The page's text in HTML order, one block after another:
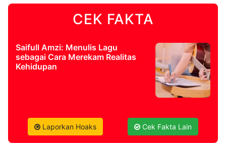
CEK FAKTA
Saifull Amzi: Menulis Lagu
sebagai Cara Merekam Realitas
Kehidupan
Laporkan Hoaks Cek Fakta Lain